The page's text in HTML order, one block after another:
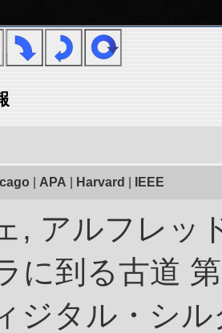
APA Harvard IEEE
, アルフレッ
に到る古道
ジタル・シ